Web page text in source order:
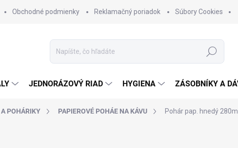
Obchodné podmienky Reklamačný poriadok Súbory Cookies
Hľadať
JEDNORÁZOVÝ RIAD HYGIENA ZÁSOBNÍKY A
POHÁRIKY PAPIEROVÉ POHÁE NA KÁVU Pohár pap. hnedý